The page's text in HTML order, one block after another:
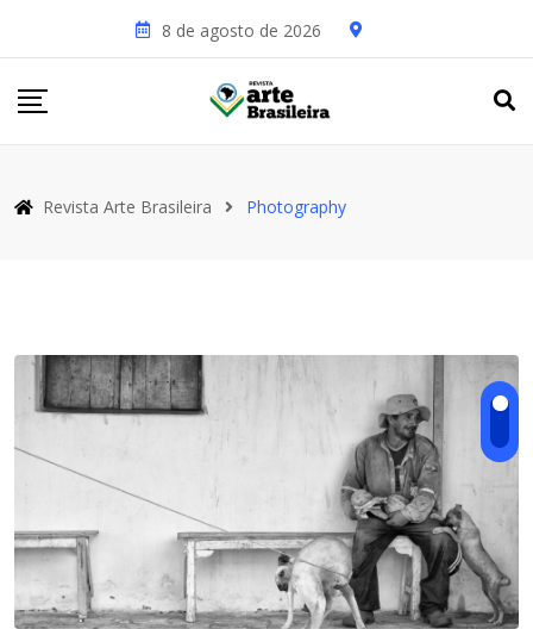
8 de agosto de 2026
Revista Arte Brasileira Photography